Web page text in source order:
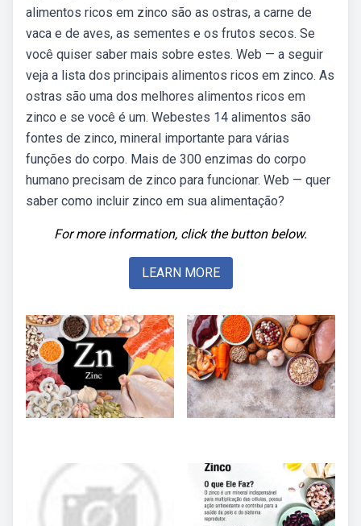
alimentos ricos em zinco são as ostras, a carne de
vaca e de aves, as sementes e os frutos secos. Se
você quiser saber mais sobre estes. Web — a seguir
veja a lista dos principais alimentos ricos em zinco. As
ostras são uma dos melhores alimentos ricos em
zinco e se você é um. Webestes 14 alimentos são
fontes de zinco, mineral importante para várias
funções do corpo. Mais de 300 enzimas do corpo
humano precisam de zinco para funcionar. Web — quer
saber como incluir zinco em sua alimentação?
For more information, click the button below.
LEARN MORE